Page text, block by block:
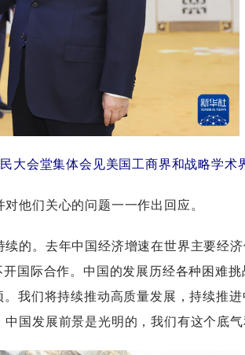
会堂集体会见美国工商界和战略学术
们关心的问题一一作出回应。
。去年中国经济增速在世界主要经济
国际合作。中国的发展历经各种困难
我们将持续推动高质量发展，持续推
国发展前景是光明的，我们有这个底气